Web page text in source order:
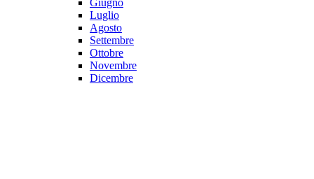
Giugno
Luglio
Agosto
Settembre
Ottobre
Novembre
Dicembre